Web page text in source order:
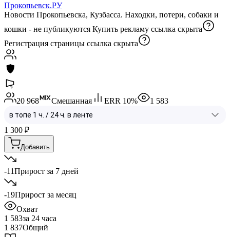
Прокопьевск.РУ
Новости Прокопьевска, Кузбасса. Находки, потери, собаки и
кошки - не публикуются Купить рекламу ссылка скрыта
Регистрация страницы ссылка скрыта
20 968 Смешанная ERR 10% 1 583
1 300 ₽
Добавить
-11Прирост за 7 дней
-19Прирост за месяц
Охват
1 583за 24 часа
1 837Общий